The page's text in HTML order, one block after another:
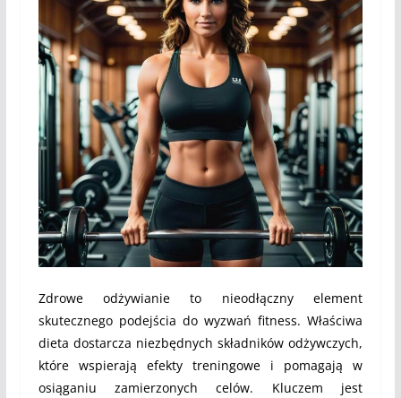
Zdrowe odżywianie to nieodłączny element
skutecznego podejścia do wyzwań fitness. Właściwa
dieta dostarcza niezbędnych składników odżywczych,
które wspierają efekty treningowe i pomagają w
osiąganiu zamierzonych celów. Kluczem jest